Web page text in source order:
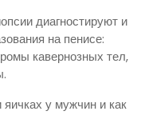
диагностируют и
на пенисе:
кавернозных тел,